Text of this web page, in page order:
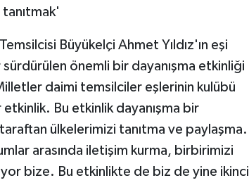
Büyükelçi Ahmet Yıldız'ın eşi
sürdürülen önemli bir dayanışma etkinliği
daimi temsilciler eşlerinin kulübü
Bu etkinlik dayanışma bir
ülkelerimizi tanıtma ve paylaşma.
arasında iletişim kurma, birbirimizi
bize. Bu etkinlikte de biz de yine ikinci